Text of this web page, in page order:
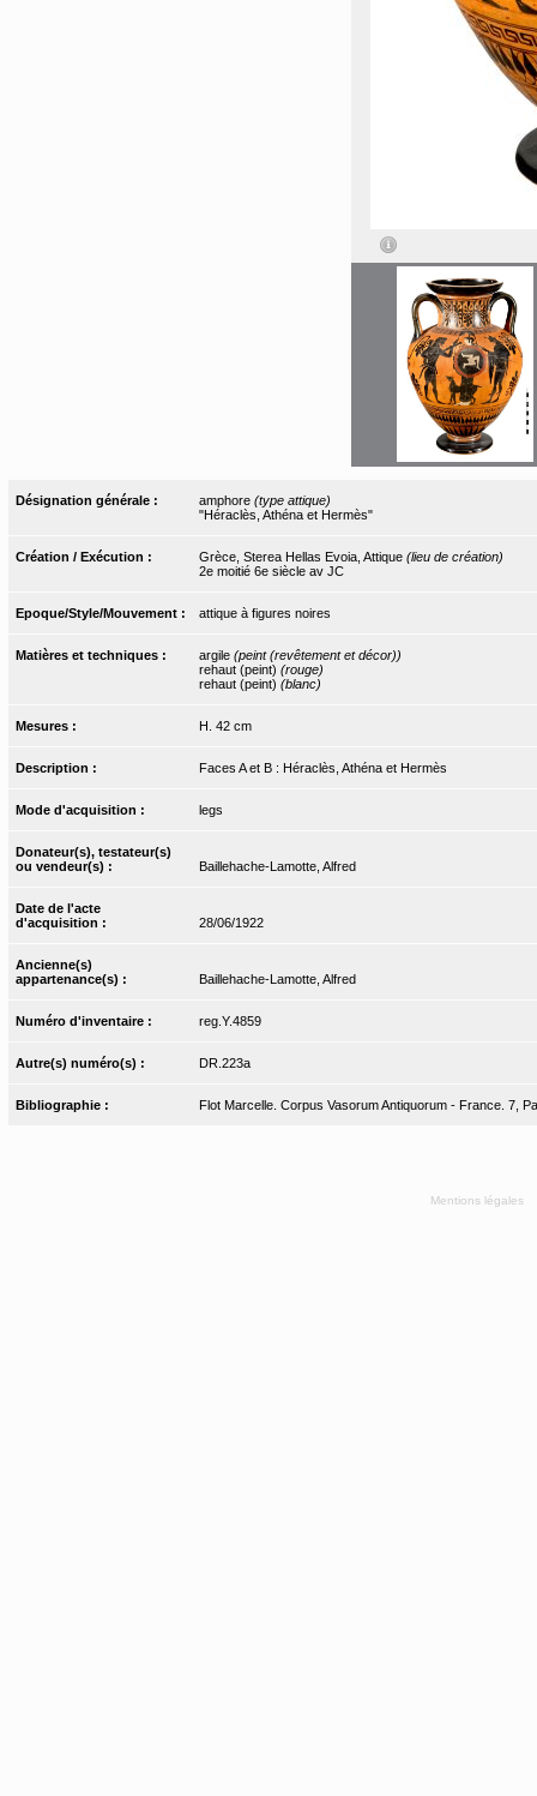
Désignation générale : amphore (type attique)
"Héraclès, Athéna et Hermès"
Création / Exécution : Grèce, Sterea Hellas Evoia, Attique (lieu de création)
2e moitié 6e siècle av JC
Epoque/Style/Mouvement : attique à figures noires
Matières et techniques : argile (peint (revêtement et décor))
rehaut (peint) (rouge)
rehaut (peint) (blanc)
Mesures : H. 42 cm
Description : Faces A et B : Héraclès, Athéna et Hermès
Mode d'acquisition : legs
Donateur(s), testateur(s)
ou vendeur(s) :
Baillehache-Lamotte, Alfred
Date de l'acte
d'acquisition :
28/06/1922
Ancienne(s)
appartenance(s) :
Baillehache-Lamotte, Alfred
Numéro d'inventaire : reg.Y.4859
Autre(s) numéro(s) : DR.223a
Bibliographie : Flot Marcelle. Corpus Vasorum Antiquorum - France. 7,
Mentions légales